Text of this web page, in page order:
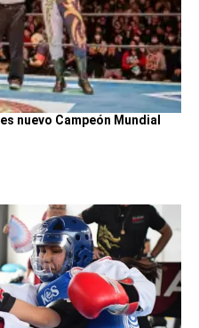
nuevo Campeón Mundial